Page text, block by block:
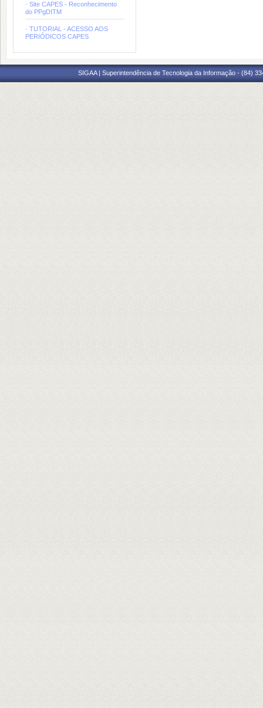
· Site CAPES - Reconhecimento
do PPgDITM
· TUTORIAL - ACESSO AOS
PERIÓDICOS CAPES
SIGAA | Superintendência de Tecnologia da Informação - (84)